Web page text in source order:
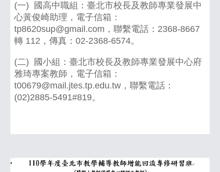
(一) 國高中職組：臺北市校長及教師專業發展中
心黃俊崎助理，電子信箱：
tp8620sup@gmail.com，聯繫電話：2368-8667
轉 112，傳真：02-2368-6574。
(二) 國小組：臺北市校長及教師專業發展中心府
雅琦專案教師，電子信箱：
t00679@mail.jtes.tp.edu.tw，聯繫電話：
(02)2885-5491#819。